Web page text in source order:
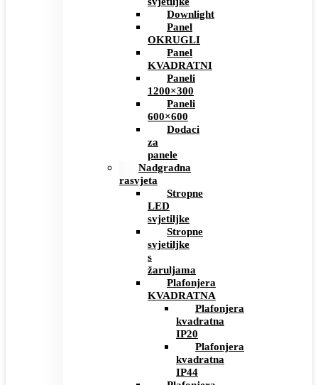
Downlight
Panel
OKRUGLI
Panel
KVADRATNI
Paneli
1200×300
Paneli
600×600
Dodaci
za
panele
Nadgradna
rasvjeta
Stropne
LED
svjetiljke
Stropne
svjetiljke
s
žaruljama
Plafonjera
KVADRATNA
Plafonjera
kvadratna
IP20
Plafonjera
kvadratna
IP44